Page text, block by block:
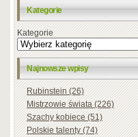
Kategorie
Kategorie
Najnowsze wpisy
Rubinstein (26)
Mistrzowie świata (226)
Szachy kobiece (51)
Polskie talenty (74)